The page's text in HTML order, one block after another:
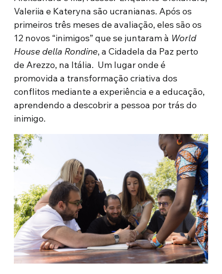
Valeriia e Kateryna são ucranianas. Após os
primeiros três meses de avaliação, eles são os
12 novos “inimigos” que se juntaram à World
House della Rondine, a Cidadela da Paz perto
de Arezzo, na Itália. Um lugar onde é
promovida a transformação criativa dos
conflitos mediante a experiência e a educação,
aprendendo a descobrir a pessoa por trás do
inimigo.